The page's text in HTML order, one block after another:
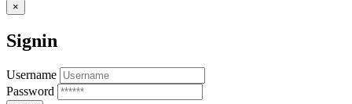
×
Signin
Username
Password